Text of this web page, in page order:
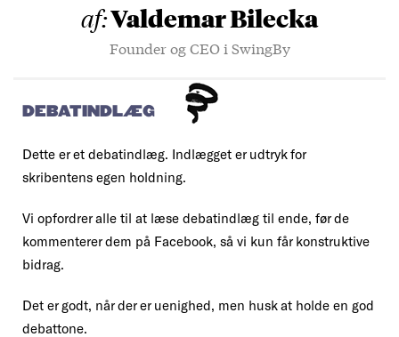
af:Valdemar Bilecka
Founder og CEO i SwingBy
DEBATINDLÆG
Dette er et debatindlæg. Indlægget er udtryk for
skribentens egen holdning.
Vi opfordrer alle til at læse debatindlæg til ende, før de
kommenterer dem på Facebook, så vi kun får konstruktive
bidrag.
Det er godt, når der er uenighed, men husk at holde en god
debattone.